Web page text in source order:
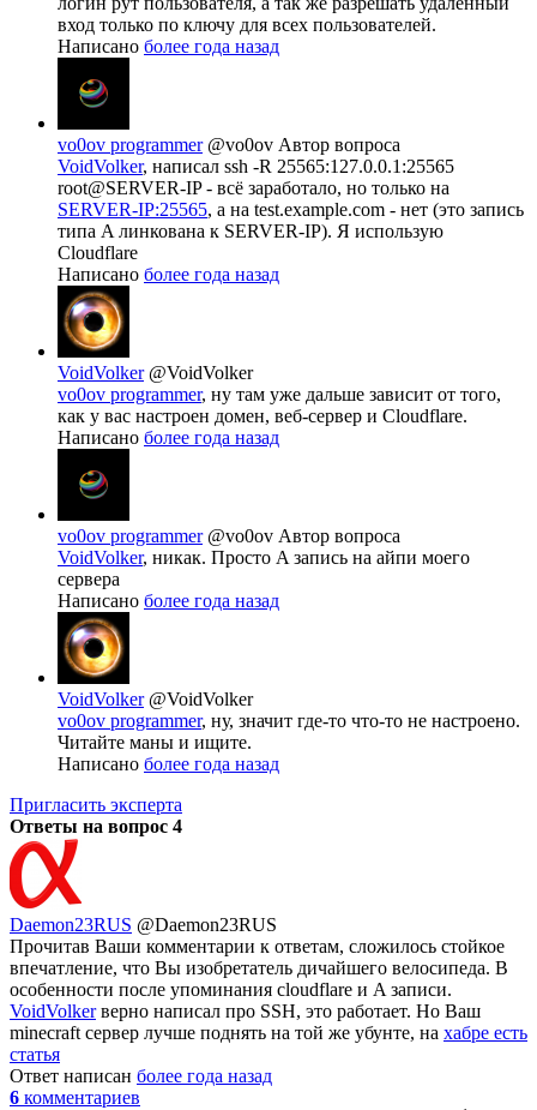
вход только по ключу для всех пользователей.
Написано более года назад
vo0ov programmer @vo0ov Автор вопроса
VoidVolker, написал ssh -R 25565:127.0.0.1:25565
root@SERVER-IP - всё заработало, но только на
SERVER-IP:25565, а на test.example.com - нет (это запись
типа A линкована к SERVER-IP). Я использую
Cloudflare
Написано более года назад
VoidVolker @VoidVolker
vo0ov programmer, ну там уже дальше зависит от того,
как у вас настроен домен, веб-сервер и Cloudflare.
Написано более года назад
vo0ov programmer @vo0ov Автор вопроса
VoidVolker, никак. Просто A запись на айпи моего
сервера
Написано более года назад
VoidVolker @VoidVolker
vo0ov programmer, ну, значит где-то что-то не настроено.
Читайте маны и ищите.
Написано более года назад
Пригласить эксперта
Ответы на вопрос 4
Daemon23RUS @Daemon23RUS
Прочитав Ваши комментарии к ответам, сложилось стойкое
впечатление, что Вы изобретатель дичайшего велосипеда. В
особенности после упоминания cloudflare и A записи.
VoidVolkerверно написал про SSH, это работает. Но Ваш
minecraft сервер лучше поднять на той же убунте, на хабре есть
статья
Ответ написан более года назад
6 комментариев